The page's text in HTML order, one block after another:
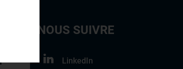
NOUS SUIVRE
LinkedIn